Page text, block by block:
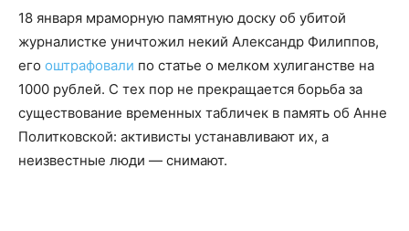
18 января мраморную памятную доску об убитой
журналистке уничтожил некий Александр Филиппов,
его оштрафовали по статье о мелком хулиганстве на
1000 рублей. С тех пор не прекращается борьба за
существование временных табличек в память об Анне
Политковской: активисты устанавливают их, а
неизвестные люди — снимают.